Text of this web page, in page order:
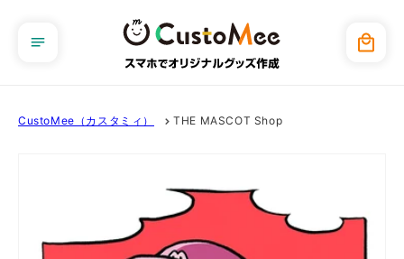
進む
ー
CustoMee（カスタミィ） THE MASCOT Shop